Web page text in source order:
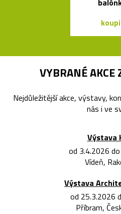
VYBRANÉ AKCE
Nejdůležitější akce, výstavy,
nás i ve
Výstava
od 3.4.2026
Vídeň,
Výstava
od 25.3.2026
Příbram,